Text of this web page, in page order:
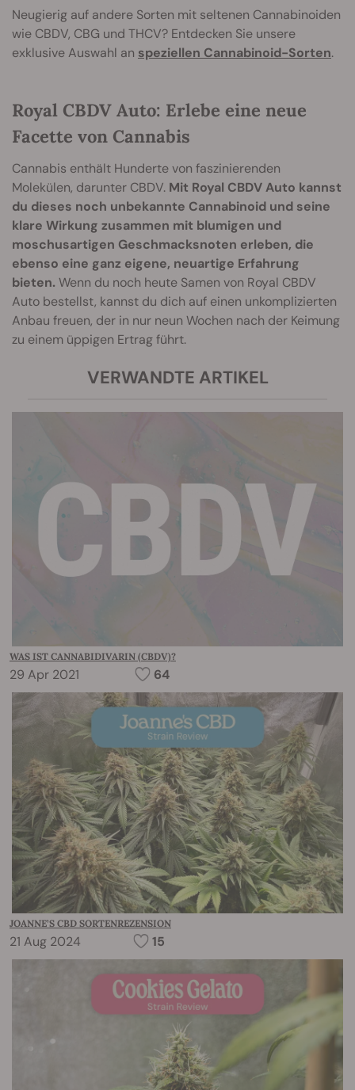
Neugierig auf andere Sorten mit seltenen Cannabinoiden
wie CBDV, CBG und THCV? Entdecken Sie unsere
exklusive Auswahl an speziellen Cannabinoid-Sorten.
Royal CBDV Auto: Erlebe eine neue
Facette von Cannabis
Cannabis enthält Hunderte von faszinierenden
Molekülen, darunter CBDV. Mit Royal CBDV Auto kannst
du dieses noch unbekannte Cannabinoid und seine
klare Wirkung zusammen mit blumigen und
moschusartigen Geschmacksnoten erleben, die
ebenso eine ganz eigene, neuartige Erfahrung
bieten. Wenn du noch heute Samen von Royal CBDV
Auto bestellst, kannst du dich auf einen unkomplizierten
Anbau freuen, der in nur neun Wochen nach der Keimung
zu einem üppigen Ertrag führt.
VERWANDTE ARTIKEL
WAS IST CANNABIDIVARIN (CBDV)?
29 Apr 2021 64
JOANNE’S CBD SORTENREZENSION
21 Aug 2024 15